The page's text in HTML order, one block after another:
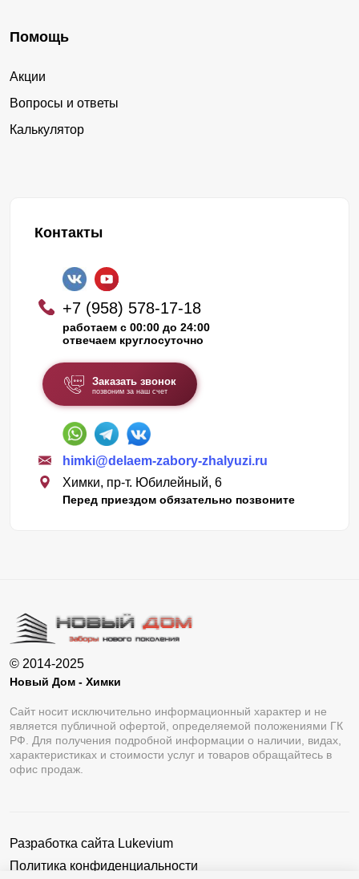
Помощь
Акции
Вопросы и ответы
Калькулятор
Контакты
+7 (958) 578-17-18
работаем с 00:00 до 24:00
отвечаем круглосуточно
Заказать звонок
позвоним за наш счет
himki@delaem-zabory-zhalyuzi.ru
Химки, пр-т. Юбилейный, 6
Перед приездом обязательно позвоните
© 2014-2025
Новый Дом - Химки
Сайт носит исключительно информационный характер и не
является публичной офертой, определяемой положениями ГК
РФ. Для получения подробной информации о наличии, видах,
характеристиках и стоимости услуг и товаров обращайтесь в
офис продаж.
Разработка сайта Lukevium
Политика конфиденциальности